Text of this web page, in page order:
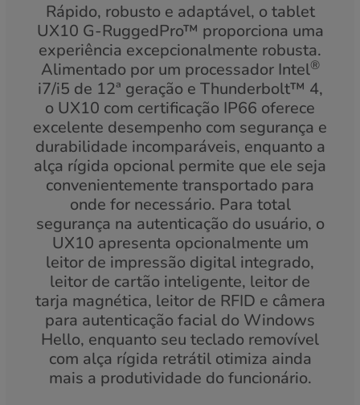
Rápido, robusto e adaptável, o tablet
UX10 G-RuggedPro™ proporciona uma
experiência excepcionalmente robusta.
Alimentado por um processador Intel®
i7/i5 de 12ª geração e Thunderbolt™ 4,
o UX10 com certificação IP66 oferece
excelente desempenho com segurança e
durabilidade incomparáveis, enquanto a
alça rígida opcional permite que ele seja
convenientemente transportado para
onde for necessário. Para total
segurança na autenticação do usuário, o
UX10 apresenta opcionalmente um
leitor de impressão digital integrado,
leitor de cartão inteligente, leitor de
tarja magnética, leitor de RFID e câmera
para autenticação facial do Windows
Hello, enquanto seu teclado removível
com alça rígida retrátil otimiza ainda
mais a produtividade do funcionário.